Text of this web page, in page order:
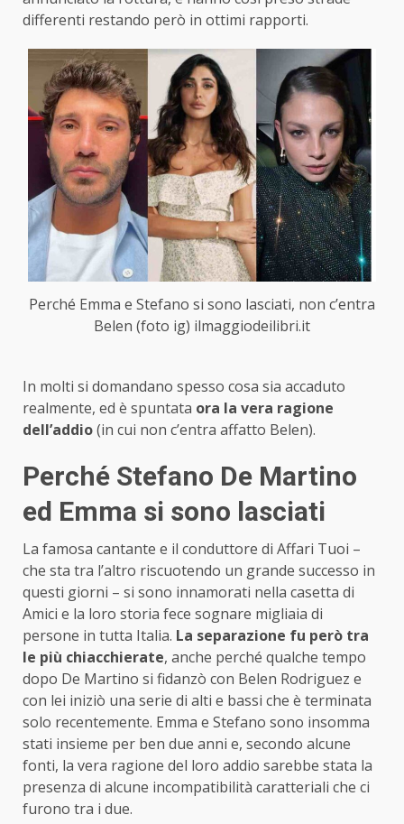
differenti restando però in ottimi rapporti.
Perché Emma e Stefano si sono lasciati, non c’entra
Belen (foto ig) ilmaggiodeilibri.it
In molti si domandano spesso cosa sia accaduto
realmente, ed è spuntata ora la vera ragione
dell’addio(in cui non c’entra affatto Belen).
Perché Stefano De Martino
ed Emma si sono lasciati
La famosa cantante e il conduttore di Affari Tuoi –
che sta tra l’altro riscuotendo un grande successo in
questi giorni – si sono innamorati nella casetta di
Amici e la loro storia fece sognare migliaia di
persone in tutta Italia. La separazione fu però tra
le più chiacchierate, anche perché qualche tempo
dopo De Martino si fidanzò con Belen Rodriguez e
con lei iniziò una serie di alti e bassi che è terminata
solo recentemente. Emma e Stefano sono insomma
stati insieme per ben due anni e, secondo alcune
fonti, la vera ragione del loro addio sarebbe stata la
presenza di alcune incompatibilità caratteriali che ci
furono tra i due.